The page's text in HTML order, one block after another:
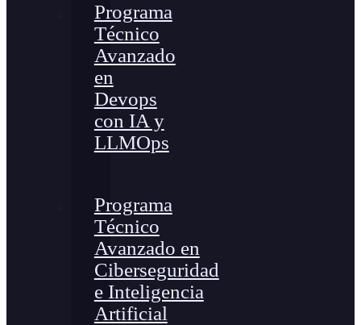
Programa
Técnico
Avanzado
en
Devops
con IA y
LLMOps
Programa
Técnico
Avanzado en
Ciberseguridad
e Inteligencia
Artificial